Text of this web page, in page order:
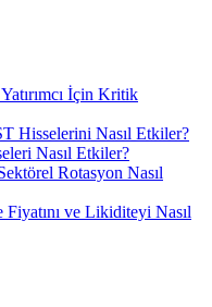
İçin Kritik
Hisselerini Nasıl Etkiler?
Nasıl Etkiler?
Rotasyon Nasıl
ve Likiditeyi Nasıl